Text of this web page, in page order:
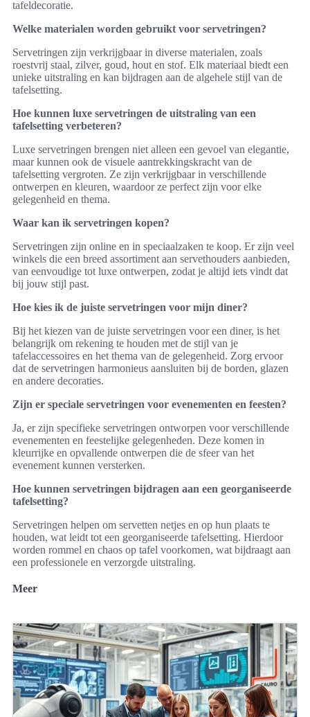
tafeldecoratie.
Welke materialen worden gebruikt voor servetringen?
Servetringen zijn verkrijgbaar in diverse materialen, zoals
roestvrij staal, zilver, goud, hout en stof. Elk materiaal biedt een
unieke uitstraling en kan bijdragen aan de algehele stijl van de
tafelsetting.
Hoe kunnen luxe servetringen de uitstraling van een
tafelsetting verbeteren?
Luxe servetringen brengen niet alleen een gevoel van elegantie,
maar kunnen ook de visuele aantrekkingskracht van de
tafelsetting vergroten. Ze zijn verkrijgbaar in verschillende
ontwerpen en kleuren, waardoor ze perfect zijn voor elke
gelegenheid en thema.
Waar kan ik servetringen kopen?
Servetringen zijn online en in speciaalzaken te koop. Er zijn veel
winkels die een breed assortiment aan servethouders aanbieden,
van eenvoudige tot luxe ontwerpen, zodat je altijd iets vindt dat
bij jouw stijl past.
Hoe kies ik de juiste servetringen voor mijn diner?
Bij het kiezen van de juiste servetringen voor een diner, is het
belangrijk om rekening te houden met de stijl van je
tafelaccessoires en het thema van de gelegenheid. Zorg ervoor
dat de servetringen harmonieus aansluiten bij de borden, glazen
en andere decoraties.
Zijn er speciale servetringen voor evenementen en feesten?
Ja, er zijn specifieke servetringen ontworpen voor verschillende
evenementen en feestelijke gelegenheden. Deze komen in
kleurrijke en opvallende ontwerpen die de sfeer van het
evenement kunnen versterken.
Hoe kunnen servetringen bijdragen aan een georganiseerde
tafelsetting?
Servetringen helpen om servetten netjes en op hun plaats te
houden, wat leidt tot een georganiseerde tafelsetting. Hierdoor
worden rommel en chaos op tafel voorkomen, wat bijdraagt aan
een professionele en verzorgde uitstraling.
Meer